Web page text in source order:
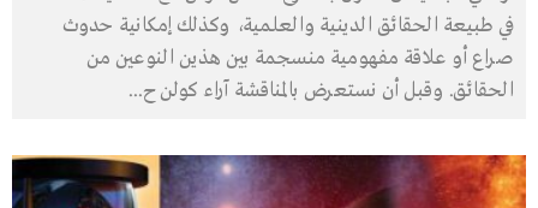
في طبيعة الحقائق الدينية والعلمية، وكذلك إمكانية حدوث
صراع أو علاقة مفهومية منسجمة بين هذين النوعين من
الحقائق. وقبل أن نستعرض بالمناقشة آراء كولن ح...